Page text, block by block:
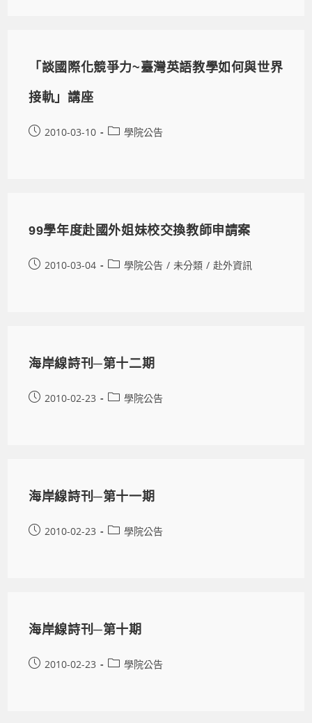
「談國際化競爭力~臺灣英語教學如何與世界
接軌」講座
2010-03-10 學院公告
99學年度赴國外姐妹校交換教師申請案
2010-03-04 學院公告 / 未分類 / 赴外資訊
海岸線詩刊─第十二期
2010-02-23 學院公告
海岸線詩刊─第十一期
2010-02-23 學院公告
海岸線詩刊─第十期
2010-02-23 學院公告